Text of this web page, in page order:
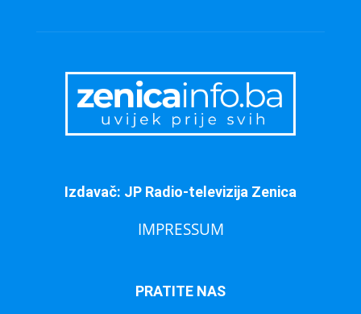
Izdavač: JP Radio-televizija Zenica
IMPRESSUM
PRATITE NAS